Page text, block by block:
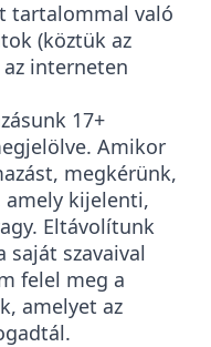
tartalommal való
(köztük az
interneten
17+
Amikor
megkérünk,
amely kijelenti,
Eltávolítunk
szavaival
felel meg a
amelyet az